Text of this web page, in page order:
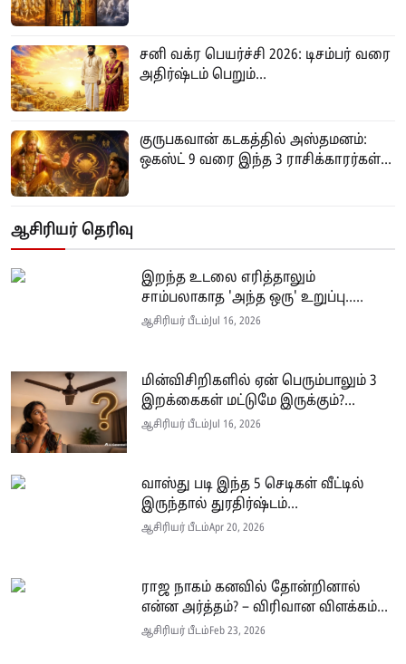
சனி வக்ர பெயர்ச்சி 2026: டிசம்பர் வரை
அதிர்ஷ்டம் பெறும்...
குருபகவான் கடகத்தில் அஸ்தமனம்:
ஒகஸ்ட் 9 வரை இந்த 3 ராசிக்காரர்கள்...
ஆசிரியர் தெரிவு
இறந்த உடலை எரித்தாலும்
சாம்பலாகாத 'அந்த ஒரு' உறுப்பு.....
ஆசிரியர் பீடம்Jul 16, 2026
மின்விசிறிகளில் ஏன் பெரும்பாலும் 3
இறக்கைகள் மட்டுமே இருக்கும்?...
ஆசிரியர் பீடம்Jul 16, 2026
வாஸ்து படி இந்த 5 செடிகள் வீட்டில்
இருந்தால் துரதிர்ஷ்டம்...
ஆசிரியர் பீடம்Apr 20, 2026
ராஜ நாகம் கனவில் தோன்றினால்
என்ன அர்த்தம்? – விரிவான விளக்கம்...
ஆசிரியர் பீடம்Feb 23, 2026